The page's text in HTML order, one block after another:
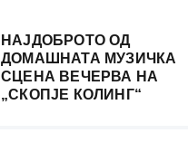
НАЈДОБРОТО ОД
ДОМАШНАТА МУЗИЧКА
СЦЕНА ВЕЧЕРВА НА
„СКОПЈЕ КОЛИНГ“